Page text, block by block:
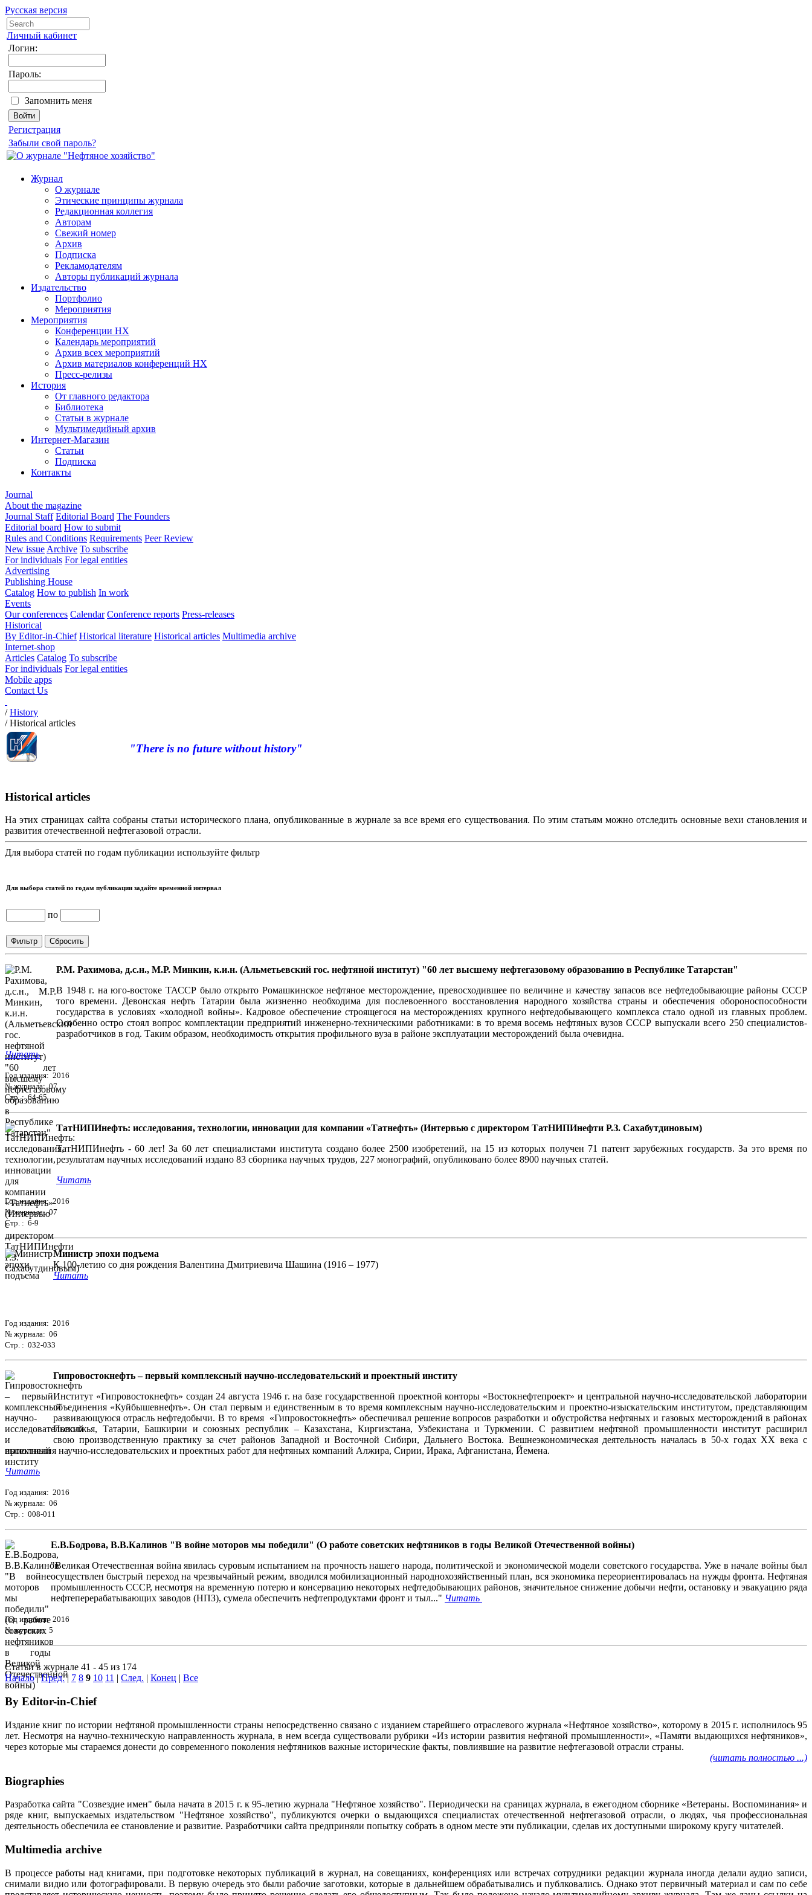
Русская версия
Личный кабинет
Логин:
Пароль:
Запомнить меня
Регистрация
Забыли свой пароль?
Журнал
О журнале
Этические принципы журнала
Редакционная коллегия
Авторам
Свежий номер
Архив
Подписка
Рекламодателям
Авторы публикаций журнала
Издательство
Портфолио
Мероприятия
Мероприятия
Конференции НХ
Календарь мероприятий
Архив всех мероприятий
Архив материалов конференций НХ
Пресс-релизы
История
От главного редактора
Библиотека
Статьи в журнале
Мультимедийный архив
Интернет-Магазин
Статьи
Подписка
Контакты
Journal
About the magazine
Journal Staff Editorial Board The Founders
Editorial board How to submit
Rules and Conditions Requirements Peer Review
New issue Archive To subscribe
For individuals For legal entities
Advertising
Publishing House
Catalog How to publish In work
Events
Our conferences Calendar Conference reports Press-releases
Historical
By Editor-in-Chief Historical literature Historical articles Multimedia archive
Internet-shop
Articles Catalog To subscribe
For individuals For legal entities
Mobile apps
Contact Us
/History
/Historical articles
"There is no future without history"
Historical articles
На этих страницах сайта собраны статьи исторического плана, опубликованные в журнале за все время его существования. По этим статьям можно отследить основные вехи становления и
развития отечественной нефтегазовой отрасли.
Для выбора статей по годам публикации используйте фильтр
Для выбора статей по годам публикации задайте временной интервал
по
Р.М. Рахимова, д.с.н., М.Р. Минкин, к.и.н. (Альметьевский гос. нефтяной институт) "60 лет высшему нефтегазовому образованию в Республике Татарстан"
В 1948 г. на юго-востоке ТАССР было открыто Ромашкинское нефтяное месторождение, превосходившее по величине и качеству запасов все нефтедобывающие районы СССР
того времени. Девонская нефть Татарии была жизненно необходима для послевоенного восстановления народного хозяйства страны и обеспечения обороноспособности
государства в условиях «холодной войны». Кадровое обеспечение строящегося на месторождениях крупного нефтедобывающего комплекса стало одной из главных проблем.
Особенно остро стоял вопрос комплектации предприятий инженерно-техническими работниками: в то время восемь нефтяных вузов СССР выпускали всего 250 специалистов-
разработчиков в год. Таким образом, необходимость открытия профильного вуза в районе эксплуатации месторождений была очевидна.
Читать
Год издания: 2016
№ журнала: 07
Стр. : 64-65
ТатНИПИнефть: исследования, технологии, инновации для компании «Татнефть» (Интервью с директором ТатНИПИнефти Р.З. Сахабутдиновым)
ТатНИПИнефть - 60 лет! За 60 лет специалистами института создано более 2500 изобретений, на 15 из которых получен 71 патент зарубежных государств. За это время по
результатам научных исследований издано 83 сборника научных трудов, 227 монографий, опубликовано более 8900 научных статей.
Читать
Год издания: 2016
№ журнала: 07
Стр. : 6-9
Министр эпохи подъема
К 100-летию со дня рождения Валентина Дмитриевича Шашина (1916 – 1977)
Читать
Год издания: 2016
№ журнала: 06
Стр. : 032-033
Гипровостокнефть – первый комплексный научно-исследовательский и проектный институ
Институт «Гипровостокнефть» создан 24 августа 1946 г. на базе государственной проектной конторы «Востокнефтепроект» и центральной научно-исследовательской лаборатории
объединения «Куйбышевнефть». Он стал первым и единственным в то время комплексным научно-исследовательским и проектно-изыскательским институтом, представляющим
развивающуюся отрасль нефтедобычи. В то время «Гипровостокнефть» обеспечивал решение вопросов разработки и обустройства нефтяных и газовых месторождений в районах
Поволжья, Татарии, Башкирии и союзных республик – Казахстана, Киргизстана, Узбекистана и Туркмении. С развитием нефтяной промышленности институт расширил
свою производственную практику за счет районов Западной и Восточной Сибири, Дальнего Востока. Вешнеэкономическая деятельность началась в 50-х годах ХХ века с
выполнения научно-исследовательских и проектных работ для нефтяных компаний Алжира, Сирии, Ирака, Афганистана, Йемена.
Читать
Год издания: 2016
№ журнала: 06
Стр. : 008-011
Е.В.Бодрова, В.В.Калинов "В войне моторов мы победили" (О работе советских нефтяников в годы Великой Отечественной войны)
"Великая Отечественная война явилась суровым испытанием на прочность нашего народа, политической и экономической модели советского государства. Уже в начале войны был
осуществлен быстрый переход на чрезвычайный режим, вводился мобилизационный народнохозяйственный план, вся экономика переориентировалась на нужды фронта. Нефтяная
промышленность СССР, несмотря на временную потерю и консервацию некоторых нефтедобывающих районов, значительное снижение добычи нефти, остановку и эвакуацию ряда
нефтеперерабатывающих заводов (НПЗ), сумела обеспечить нефтепродуктами фронт и тыл..." Читать
Год издания: 2016
№ журнала: 5
Статьи в журнале 41 - 45 из 174
Начало|Пред.| 7 8 9 10 11 | След. | Конец | Все
By Editor-in-Chief
Издание книг по истории нефтяной промышленности страны непосредственно связано с изданием старейшего отраслевого журнала «Нефтяное хозяйство», которому в 2015 г. исполнилось 95
лет. Несмотря на научно-техническую направленность журнала, в нем всегда существовали рубрики «Из истории развития нефтяной промышленности», «Памяти выдающихся нефтяников»,
через которые мы стараемся донести до современного поколения нефтяников важные исторические факты, повлиявшие на развитие нефтегазовой отрасли страны.
(читать полностью ...)
Biographies
Разработка сайта "Созвездие имен" была начата в 2015 г. к 95-летию журнала "Нефтяное хозяйство". Периодически на сраницах журнала, в ежегодном сборнике «Ветераны. Воспоминания» и
ряде книг, выпускаемых издательством "Нефтяное хозяйство", публикуются очерки о выдающихся специалистах отечественной нефтегазовой отрасли, о людях, чья профессиональная
деятельность обеспечила ее становление и развитие. Разработчики сайта предприняли попытку собрать в одном месте эти публикации, сделав их доступными широкому кругу читателей.
Multimedia archive
В процессе работы над книгами, при подготовке некоторых публикаций в журнал, на совещаниях, конференциях или встречах сотрудники редакции журнала иногда делали аудио записи,
снимали видио или фотографировали. В первую очередь это были рабочие заготовки, которые в дальнейшем обрабатывались и публковались. Однако этот первичный материал и сам по себе